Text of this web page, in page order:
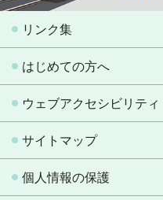
リンク集
はじめての方へ
ウェブアクセシビリティ
サイトマップ
個人情報の保護